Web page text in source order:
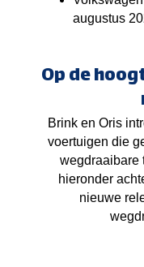
augustus
Op de
Brink en Oris
voertuigen die
wegdraaibare
hieronder
nieuwe